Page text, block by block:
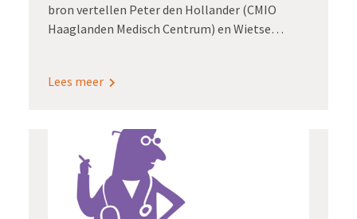
bron vertellen Peter den Hollander (CMIO
Haaglanden Medisch Centrum) en Wietse
zorginformatiebouwstenen in het HMC. Peter
hij het onderwerp destijds in het ziekenhuis
onder de aandacht heeft gebracht. Wietse
zoomt in op het proces van inventariseren en
analyseren van de zorginformatiebouwstenen.
Lees meer